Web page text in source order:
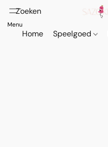
Home Speelgoed